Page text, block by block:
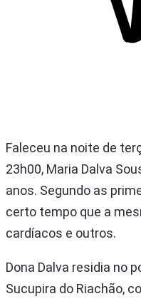
Faleceu na noite de
23h00, Maria Dalva
anos. Segundo as
certo tempo que a
cardíacos e outros.
Dona Dalva residia no
Sucupira do Riachão,